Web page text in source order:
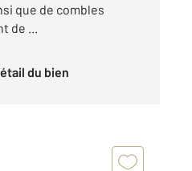
que de combles
de ...
du bien